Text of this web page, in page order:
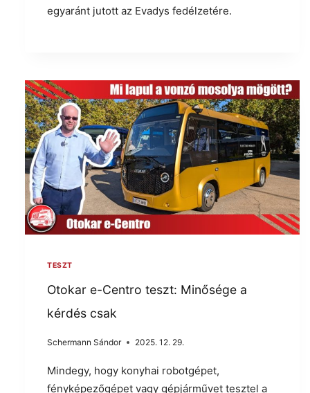
egyaránt jutott az Evadys fedélzetére.
TESZT
Otokar e-Centro teszt: Minősége a
kérdés csak
Schermann Sándor 2025. 12. 29.
Mindegy, hogy konyhai robotgépet,
fényképezőgépet vagy gépjárművet tesztel a